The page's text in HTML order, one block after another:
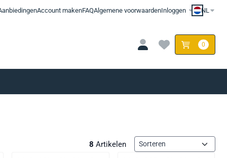
Account makenFAQAlgemene voorwaardenInloggen NL
0
8 Artikelen Sorteermethode